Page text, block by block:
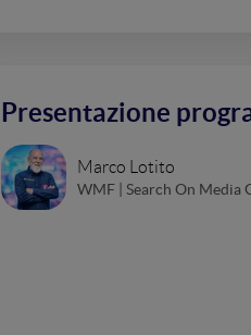
Presentazione
Marco Lotito
WMF | Search On Media